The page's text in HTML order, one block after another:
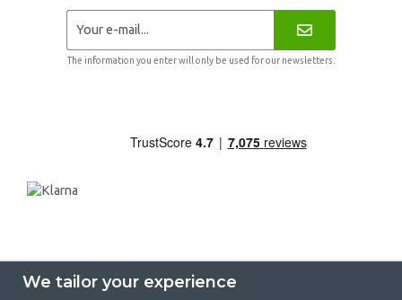
The information you enter will only be used for our newsletters.
We tailor your experience